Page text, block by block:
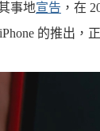
事地宣告 ，在
的推出，